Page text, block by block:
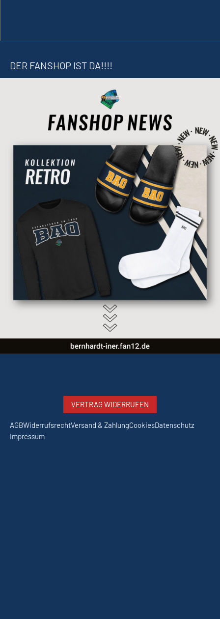
DER FANSHOP IST DA!!!!
VERTRAG WIDERRUFEN
AGBWiderrufsrechtVersand & ZahlungCookiesDatenschutz
Impressum